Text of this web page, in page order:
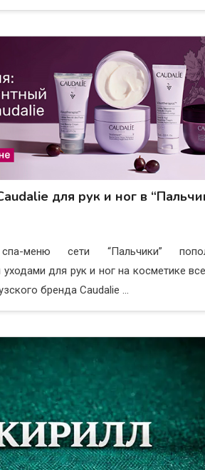
для рук и ног в
меню сети “Пальчики”
для рук и ног на косметике
бренда Caudalie ...